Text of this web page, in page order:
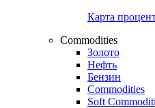
Карта
Commodities
Золото
Нефть
Бензин
Commodities
Soft